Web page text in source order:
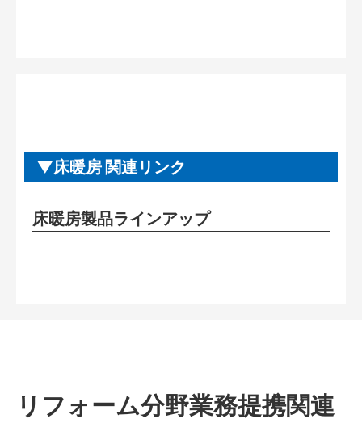
床暖房 関連リンク
床暖房製品ラインアップ
リフォーム分野業務提携関連